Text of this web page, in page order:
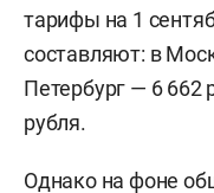
тарифы на 1
составляют: в
Петербург — 6 662
рубля.
Однако на фоне